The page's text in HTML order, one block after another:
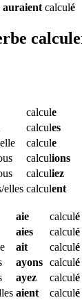
auraient calculé
calcule
calcules
calcule
calculions
calculiez
elles calculent
aie calculé
aies calculé
ait calculé
ayons calculé
ayez calculé
aient calculé